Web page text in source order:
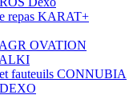
repas KARAT+
OVATION
ALKI
fauteuils CONNUBIA